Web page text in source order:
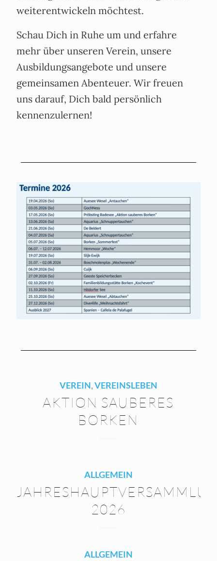
weiterentwickeln möchtest.
Schau Dich in Ruhe um und erfahre
mehr über unseren Verein, unsere
Ausbildungsangebote und unsere
gemeinsamen Abenteuer. Wir freuen
uns darauf, Dich bald persönlich
kennenzulernen!
VEREIN,VEREINSLEBEN
AKTION SAUBERES
BORKEN
ALLGEMEIN
2026
ALLGEMEIN